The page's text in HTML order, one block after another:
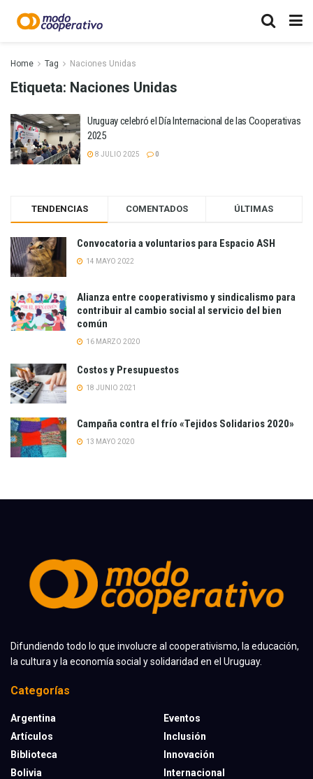
Home Tag Naciones Unidas
Etiqueta: Naciones Unidas
Uruguay celebró el Día Internacional de las Cooperativas
2025
8 JULIO 2025 0
TENDENCIAS COMENTADOS ÚLTIMAS
Convocatoria a voluntarios para Espacio ASH
14 MAYO 2022
Alianza entre cooperativismo y sindicalismo para
contribuir al cambio social al servicio del bien
común
16 MARZO 2020
Costos y Presupuestos
18 JUNIO 2021
Campaña contra el frío «Tejidos Solidarios 2020»
13 MAYO 2020
Difundiendo todo lo que involucre al cooperativismo, la educación,
la cultura y la economía social y solidaridad en el Uruguay.
Categorías
Argentina
Artículos
Biblioteca
Bolivia
Eventos
Inclusión
Innovación
Internacional